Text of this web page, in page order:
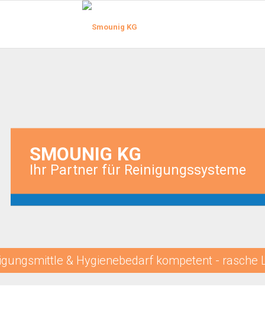
& Hygienebedarf kompetent -
SMOUNIG KG
Ihr Partner für Reinigungssysteme